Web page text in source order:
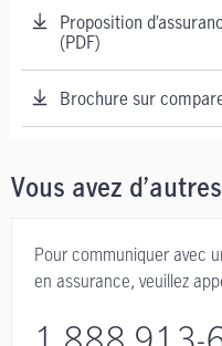
Proposition
(PDF)
Brochure sur
Vous avez
Pour communiquer avec
en assurance, veuillez